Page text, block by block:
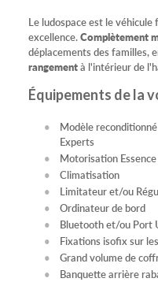
Le ludospace est le
excellence.Complètement
déplacements des familles,
rangementà l'intérieur de
Équipements de la
Modèle
Experts
Motorisation
Climatisation
Limitateur et/ou
Ordinateur de bord
Bluetooth et/ou Port
Fixations isofix sur
Grand volume de
Banquette arrière